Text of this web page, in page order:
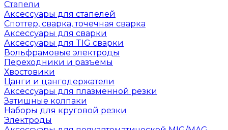
Стапели
Аксессуары для стапелей
Споттер, сварка, точечная сварка
Аксессуары для сварки
Аксессуары для TIG сварки
Вольфрамовые электроды
Переходники и разъемы
Хвостовики
Цанги и цангодержатели
Аксессуары для плазменной резки
Затишные колпаки
Наборы для круговой резки
Электроды